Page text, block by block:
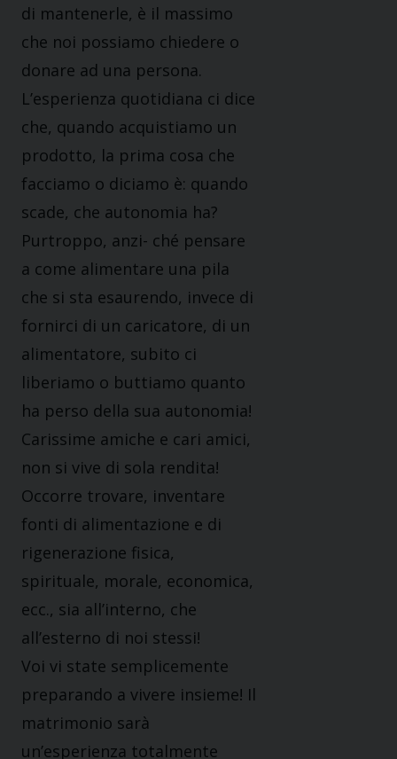
di mantenerle, è il massimo
che noi possiamo chiedere o
donare ad una persona.
L’esperienza quotidiana ci dice
che, quando acquistiamo un
prodotto, la prima cosa che
facciamo o diciamo è: quando
scade, che autonomia ha?
Purtroppo, anzi- ché pensare
a come alimentare una pila
che si sta esaurendo, invece di
fornirci di un caricatore, di un
alimentatore, subito ci
liberiamo o buttiamo quanto
ha perso della sua autonomia!
Carissime amiche e cari amici,
non si vive di sola rendita!
Occorre trovare, inventare
fonti di alimentazione e di
rigenerazione fisica,
spirituale, morale, economica,
ecc., sia all’interno, che
all’esterno di noi stessi!
Voi vi state semplicemente
preparando a vivere insieme! Il
matrimonio sarà
un’esperienza totalmente